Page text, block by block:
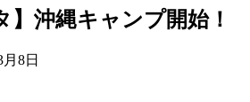
】沖縄キャンプ開始！
8日